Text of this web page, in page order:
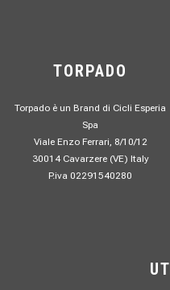
TORPADO
Torpado è un Brand di Cicli Esperia
Spa
Viale Enzo Ferrari, 8/10/12
30014 Cavarzere (VE) Italy
P.iva 02291540280